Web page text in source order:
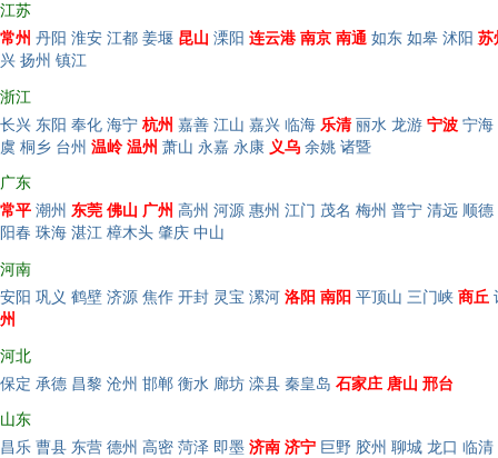
江苏
常州 丹阳 淮安 江都 姜堰 昆山 溧阳 连云港 南京 南通 如东 如皋 沭阳 苏
兴 扬州 镇江
浙江
长兴 东阳 奉化 海宁 杭州 嘉善 江山 嘉兴 临海 乐清 丽水 龙游 宁波 宁海
虞 桐乡 台州 温岭 温州 萧山 永嘉 永康 义乌 余姚 诸暨
广东
常平 潮州 东莞 佛山 广州 高州 河源 惠州 江门 茂名 梅州 普宁 清远 顺德
阳春 珠海 湛江 樟木头 肇庆 中山
河南
安阳 巩义 鹤壁 济源 焦作 开封 灵宝 漯河 洛阳 南阳 平顶山 三门峡 商丘
州
河北
保定 承德 昌黎 沧州 邯郸 衡水 廊坊 滦县 秦皇岛 石家庄 唐山 邢台
山东
昌乐 曹县 东营 德州 高密 菏泽 即墨 济南 济宁 巨野 胶州 聊城 龙口 临清